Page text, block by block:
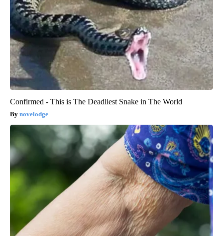
Confirmed - This is The Deadliest Snake in The World
novelodge